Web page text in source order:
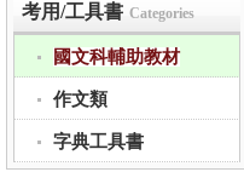
考用/工具書 Categories
國文科輔助教材
作文類
字典工具書